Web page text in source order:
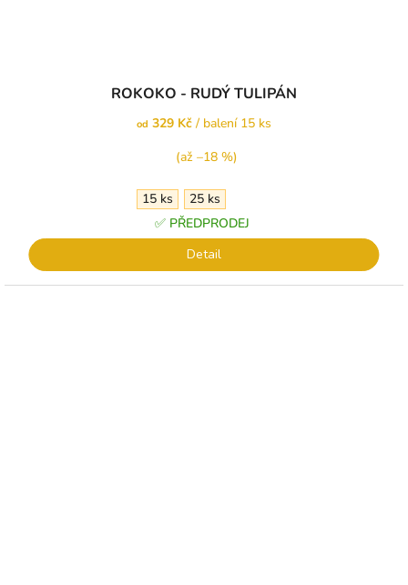
ROKOKO - RUDÝ TULIPÁN
od 329 Kč / balení 15 ks
(až –18 %)
15 ks
25 ks
✅ PŘEDPRODEJ
Detail